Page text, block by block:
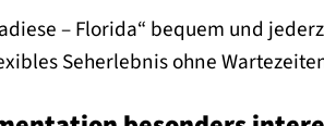
– Florida“ bequem und
Seherlebnis ohne